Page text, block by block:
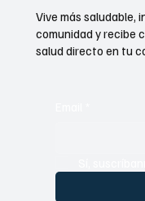
Vive más saludable,
comunidad y recibe
salud directo en tu